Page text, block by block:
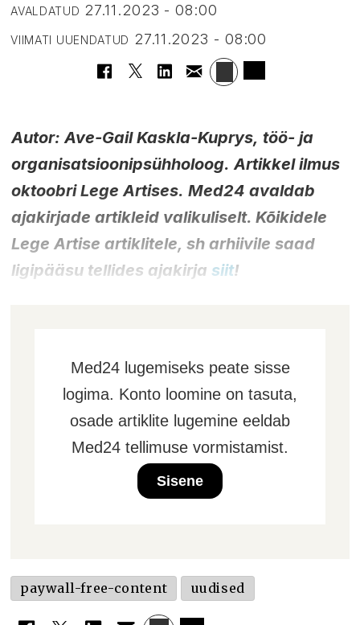
AVALDATUD 27.11.2023 - 08:00
VIIMATI UUENDATUD 27.11.2023 - 08:00
Autor: Ave-Gail Kaskla-Kuprys, töö- ja
organisatsioonipsühholoog. Artikkel ilmus
oktoobri Lege Artises. Med24 avaldab
ajakirjade artikleid valikuliselt. Kõikidele
Lege Artise artiklitele, sh arhiivile saad
ligipääsu tellides ajakirja siit!
Med24 lugemiseks peate sisse
logima. Konto loomine on tasuta,
osade artiklite lugemine eeldab
Med24 tellimuse vormistamist.
Sisene
paywall-free-content uudised